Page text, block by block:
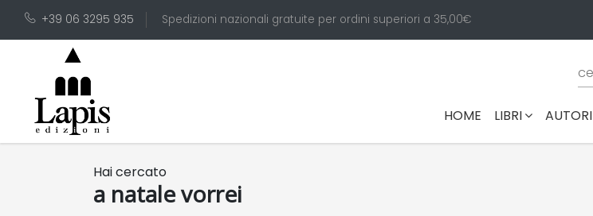
+39 06 3295 935 Spedizioni nazionali gratuite per ordini superiori a 35,00€
HOME (CURRENT)
LIBRI AUTORI
Hai cercato
a natale vorrei